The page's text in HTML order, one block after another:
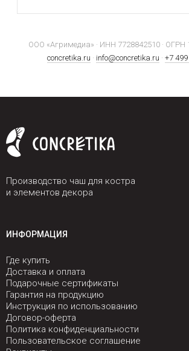
ООО «Агримедиа» · ИНН 7728842510 · ОГРН
concretika.ru · info@concretika.ru · +7
Производство чаш для костра
и элементов декора
ИНФОРМАЦИЯ
Где купить
Доставка и оплата
Подарочные сертификаты
Гарантия на продукцию
Инструкция по использованию
Договор-оферта
Политика конфиденциальности
Пользовательское соглашение